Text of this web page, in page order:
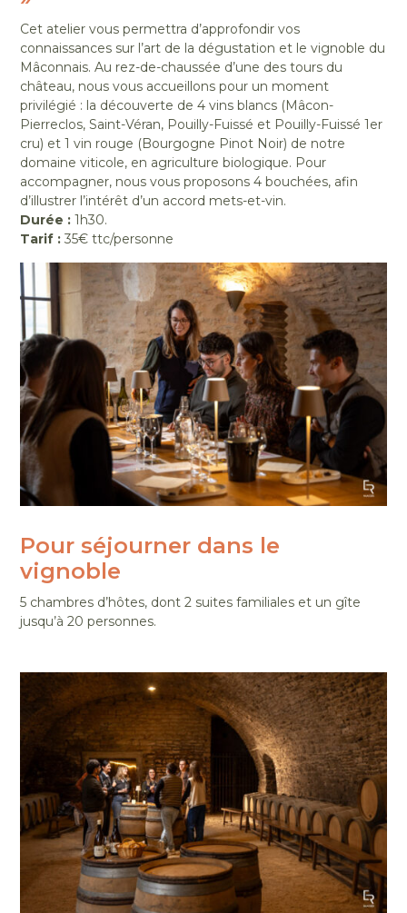
Cet atelier vous permettra d’approfondir vos
connaissances sur l’art de la dégustation et le vignoble du
Mâconnais. Au rez-de-chaussée d’une des tours du
château, nous vous accueillons pour un moment
privilégié : la découverte de 4 vins blancs (Mâcon-
Pierreclos, Saint-Véran, Pouilly-Fuissé et Pouilly-Fuissé 1er
cru) et 1 vin rouge (Bourgogne Pinot Noir) de notre
domaine viticole, en agriculture biologique. Pour
accompagner, nous vous proposons 4 bouchées, afin
d’illustrer l’intérêt d’un accord mets-et-vin.
Durée : 1h30.
Tarif : 35€ ttc/personne
Pour séjourner dans le
vignoble
5 chambres d’hôtes, dont 2 suites familiales et un gîte
jusqu’à 20 personnes.